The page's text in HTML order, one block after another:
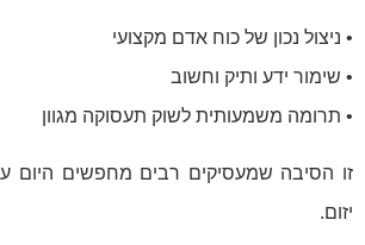
• ניצול נכון של כוח אדם מקצועי
• שימור ידע ותיק וחשוב
• תרומה משמעותית לשוק תעסוקה מגוון
זו הסיבה שמעסיקים רבים מחפשים היום
יזום.